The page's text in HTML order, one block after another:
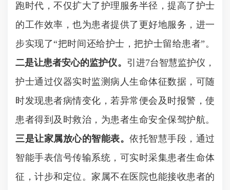
跑时代，不仅扩大了护理服务半径，提高了护士
的工作效率，也为患者提供了更好地服务，进一
步实现了“把时间还给护士，把护士留给患者”。
二是让患者安心的监护仪。 引进7台智慧监护仪，
护士通过仪器实时监测病人生命体征数据，可随
时发现患者病情变化，若异常便会及时报警，使
患者得到及时救治，为患者生命安全保驾护航。
三是让家属放心的智能表。 依托智慧手段，通过
智能手表信号传输系统，可实时采集患者生命体
征，计步和定位。家属不在医院也能接收患者的